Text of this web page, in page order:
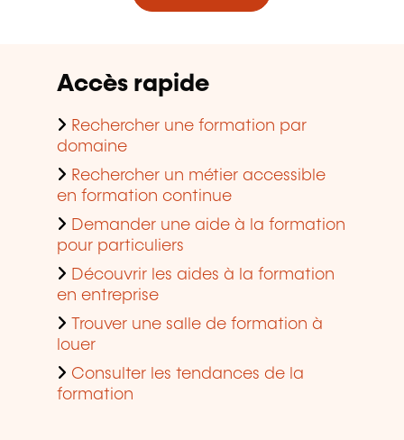
Accès rapide
Rechercher une formation par
domaine
Rechercher un métier accessible
en formation continue
Demander une aide à la formation
pour particuliers
Découvrir les aides à la formation
en entreprise
Trouver une salle de formation à
louer
Consulter les tendances de la
formation